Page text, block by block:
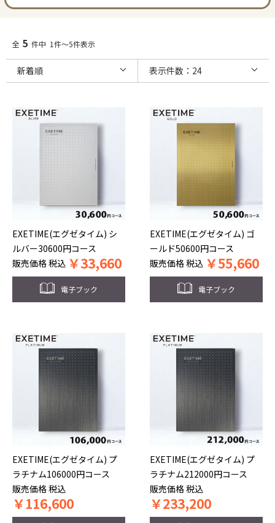
全 5 件中 1件～5件表示
EXETIME(エグゼタイム) シ
ルバー30600円コース
販売価格税込 ￥33,660
電子ブック
EXETIME(エグゼタイム) ゴ
ールド50600円コース
販売価格税込 ￥55,660
電子ブック
EXETIME(エグゼタイム) プ
ラチナム106000円コース
販売価格税込
￥116,600
EXETIME(エグゼタイム) プ
ラチナム212000円コース
販売価格税込
￥233,200